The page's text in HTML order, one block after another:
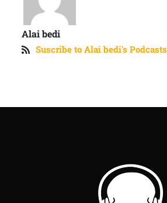
Alai bedi
Suscribe to Alai bedi's Podcasts